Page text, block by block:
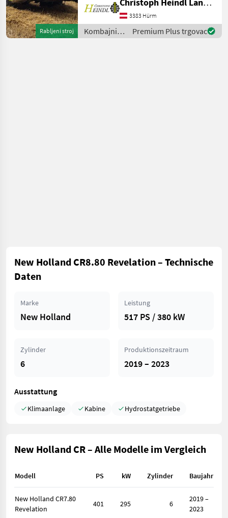
Rabljeni stroj
primjerenim njegovoj
motor 120 KS - Ručni
mjenjač, 20 km/h - 5 slamo
3383 Hürm
Kombajni /
Claas
Premium Plus trgovac
New Holland CR8.80 Revelation – Technische
Daten
Marke
New Holland
Leistung
517 PS / 380 kW
Zylinder
6
Produktionszeitraum
2019 – 2023
Ausstattung
Klimaanlage Kabine Hydrostatgetriebe
New Holland CR – Alle Modelle im Vergleich
Modell PS kW Zylinder Baujahr
New Holland CR7.80
Revelation
401 295 6
2019 –
2023